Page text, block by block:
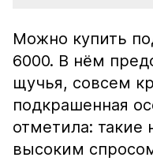
Можно купить
6000. В нём
щучья, совсем
подкрашенная
отметила: такие
высоким